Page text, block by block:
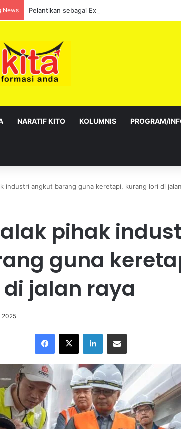
News Pelantikan sebagai Exco satu amanah besar –
NARATIF KITO KOLUMNIS PROGRAM/
industri angkut barang guna keretapi, kurang lori di
pihak
guna
jalan raya
2025